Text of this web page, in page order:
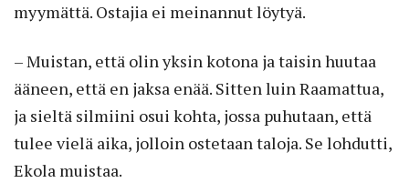
myymättä. Ostajia ei meinannut löytyä.
– Muistan, että olin yksin kotona ja taisin huutaa
ääneen, että en jaksa enää. Sitten luin Raamattua,
ja sieltä silmiini osui kohta, jossa puhutaan, että
tulee vielä aika, jolloin ostetaan taloja. Se lohdutti,
Ekola muistaa.